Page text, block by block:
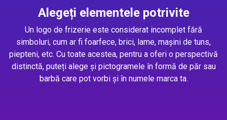
Alegeți elementele potrivite
Un logo de frizerie este considerat incomplet fără
simboluri, cum ar fi foarfece, brici, lame, mașini de tuns,
piepteni, etc. Cu toate acestea, pentru a oferi o perspectivă
distinctă, puteți alege și pictogramele în formă de păr sau
barbă care pot vorbi și în numele marca ta.